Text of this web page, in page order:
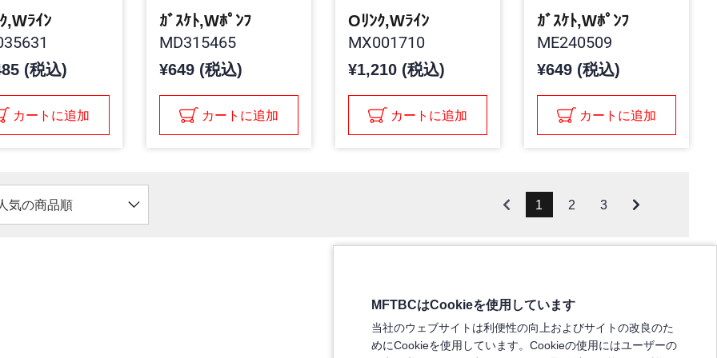
,Wﾗｲﾝ
(税込)
カートに追加
ｶﾞｽｹﾄ,Wﾎﾟﾝﾌ
MD315465
¥649 (税込)
カートに追加
Oﾘﾝｸ,Wﾗｲﾝ
MX001710
¥1,210 (税込)
カートに追加
ｶﾞｽｹﾄ,Wﾎﾟﾝﾌ
ME240509
¥649 (税込)
カートに追加
人気の商品順 1 2 3
MFTBCはCookieを使用しています
当社のウェブサイトは利便性の向上およびサイトの改良のた
めにCookieを使用しています。Cookieの使用にはユーザーの